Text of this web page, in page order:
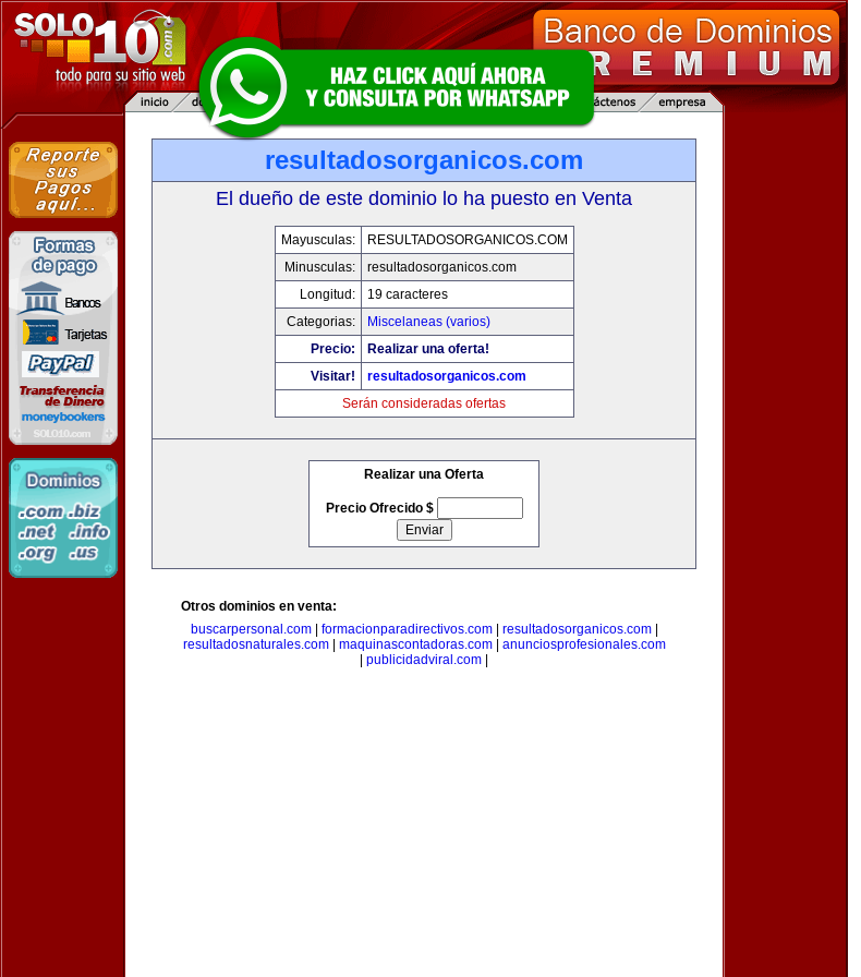
resultadosorganicos.com
El dueño de este dominio lo ha puesto en Venta
Mayusculas:
RESULTADOSORGANICOS.COM
Minusculas:
resultadosorganicos.com
Longitud:
19 caracteres
Categorias:
Miscelaneas (varios)
Precio:
Realizar una oferta!
Visitar!
resultadosorganicos.com
Serán consideradas ofertas
Realizar una Oferta
Precio Ofrecido $
Otros dominios en venta:
buscarpersonal.com| formacionparadirectivos.com| resultadosorganicos.com|
resultadosnaturales.com| maquinascontadoras.com| anunciosprofesionales.com
publicidadviral.com